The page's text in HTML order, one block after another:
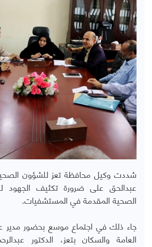
شددت وكيل محافظة تعز للشؤون
عبدالحق على ضرورة تكثيف الجهود
الصحية المقدمة في المستشفيات.
جاء ذلك في اجتماع موسع بحضور
العامة والسكان بتعز، الدكتور